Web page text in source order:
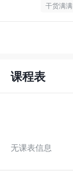
干货满满
课程表
无课表信息